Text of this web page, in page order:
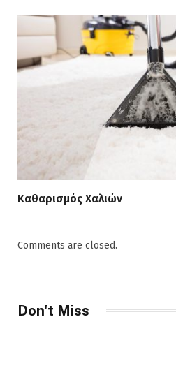
Καθαρισμός Χαλιών
Comments are closed.
Don't Miss